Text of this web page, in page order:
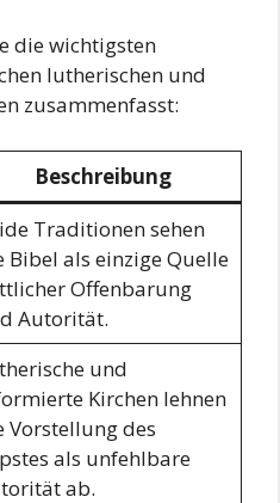
die wichtigsten
lutherischen und
zusammenfasst:
Beschreibung
Traditionen sehen
Bibel als einzige Quelle
Offenbarung
Autorität.
und
Kirchen lehnen
Vorstellung des
als unfehlbare
ab.